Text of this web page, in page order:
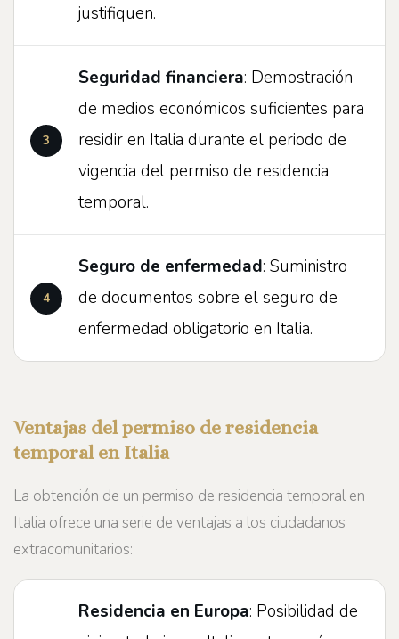
justifiquen.
Seguridad financiera: Demostración
de medios económicos suficientes para
residir en Italia durante el periodo de
vigencia del permiso de residencia
temporal.
Seguro de enfermedad: Suministro
de documentos sobre el seguro de
enfermedad obligatorio en Italia.
Ventajas del permiso de residencia
temporal en Italia
La obtención de un permiso de residencia temporal en
Italia ofrece una serie de ventajas a los ciudadanos
extracomunitarios:
Residencia en Europa: Posibilidad de